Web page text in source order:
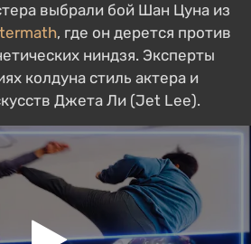
выбрали бой Шан Цуна из
, где он дерется против
ниндзя. Эксперты
колдуна стиль актера и
Джета Ли (Jet Lee).